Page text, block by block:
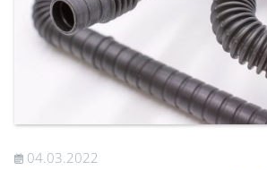
04.03.2022